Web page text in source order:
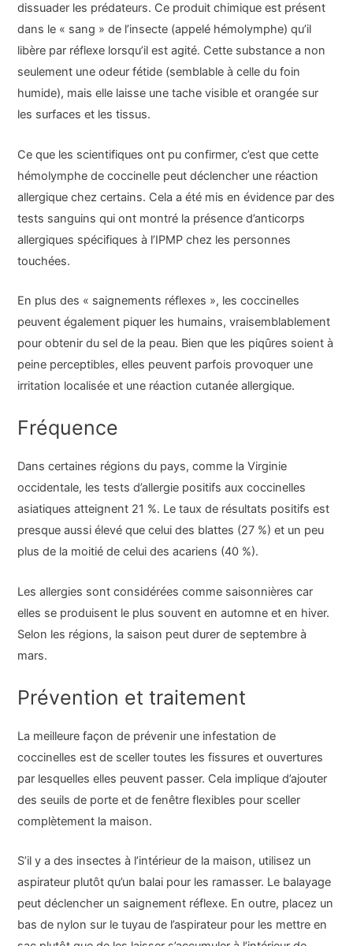
dissuader les prédateurs. Ce produit chimique est présent
dans le « sang » de l’insecte (appelé hémolymphe) qu’il
libère par réflexe lorsqu’il est agité. Cette substance a non
seulement une odeur fétide (semblable à celle du foin
humide), mais elle laisse une tache visible et orangée sur
les surfaces et les tissus.
Ce que les scientifiques ont pu confirmer, c’est que cette
hémolymphe de coccinelle peut déclencher une réaction
allergique chez certains. Cela a été mis en évidence par des
tests sanguins qui ont montré la présence d’anticorps
allergiques spécifiques à l’IPMP chez les personnes
touchées.
En plus des « saignements réflexes », les coccinelles
peuvent également piquer les humains, vraisemblablement
pour obtenir du sel de la peau. Bien que les piqûres soient à
peine perceptibles, elles peuvent parfois provoquer une
irritation localisée et une réaction cutanée allergique.
Fréquence
Dans certaines régions du pays, comme la Virginie
occidentale, les tests d’allergie positifs aux coccinelles
asiatiques atteignent 21 %. Le taux de résultats positifs est
presque aussi élevé que celui des blattes (27 %) et un peu
plus de la moitié de celui des acariens (40 %).
Les allergies sont considérées comme saisonnières car
elles se produisent le plus souvent en automne et en hiver.
Selon les régions, la saison peut durer de septembre à
mars.
Prévention et traitement
La meilleure façon de prévenir une infestation de
coccinelles est de sceller toutes les fissures et ouvertures
par lesquelles elles peuvent passer. Cela implique d’ajouter
des seuils de porte et de fenêtre flexibles pour sceller
complètement la maison.
S’il y a des insectes à l’intérieur de la maison, utilisez un
aspirateur plutôt qu’un balai pour les ramasser. Le balayage
peut déclencher un saignement réflexe. En outre, placez un
bas de nylon sur le tuyau de l’aspirateur pour les mettre en